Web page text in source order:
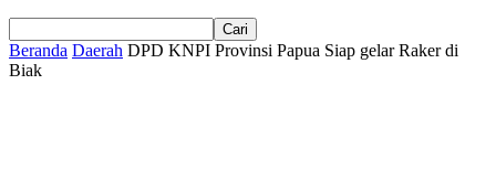
Beranda Daerah DPD KNPI Provinsi Papua Siap gelar Raker di
Biak